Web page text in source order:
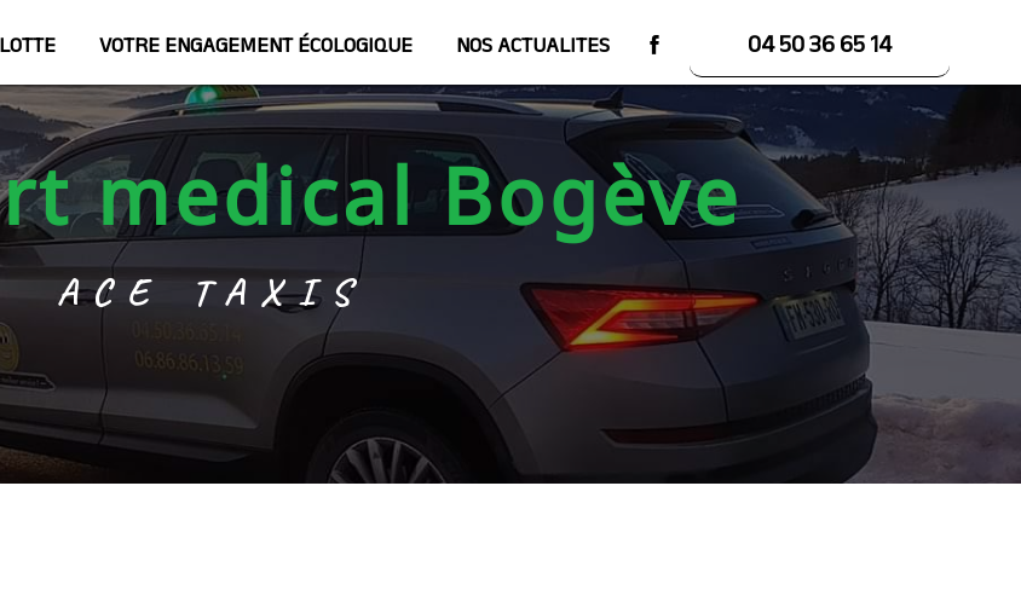
VOTRE ENGAGEMENT ÉCOLOGIQUE NOS ACTUALITES 04 50 36 65 14
medical Bogève
ACE TAXIS